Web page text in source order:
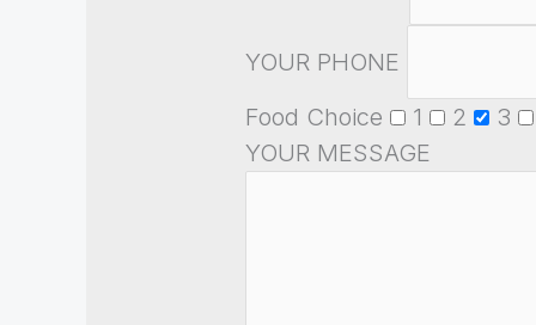
YOUR PHONE
Food Choice
1 2 3
YOUR MESSAGE